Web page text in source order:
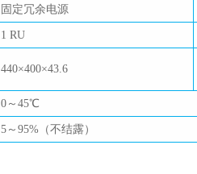
固定冗余电源
1 RU
440×400×43.6
0～45℃
5～95%（不结露）